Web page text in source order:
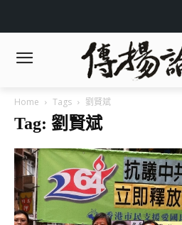
Home Tags 劉賢斌
Tag: 劉賢斌